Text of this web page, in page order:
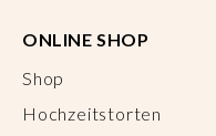
ONLINE SHOP
Shop
Hochzeitstorten